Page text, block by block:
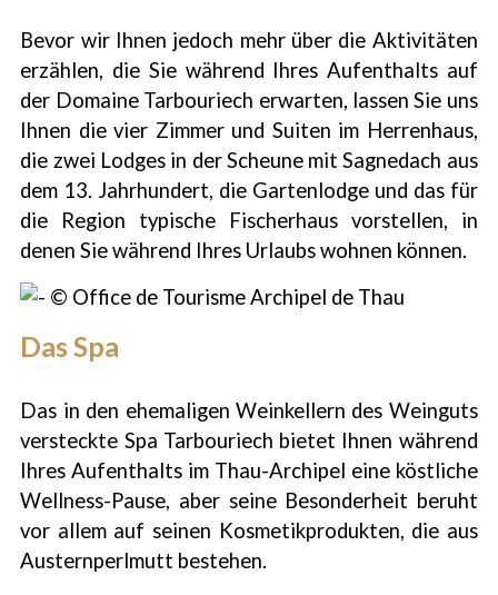
Bevor wir Ihnen jedoch mehr über die Aktivitäten
erzählen, die Sie während Ihres Aufenthalts auf
der Domaine Tarbouriech erwarten, lassen Sie uns
Ihnen die vier Zimmer und Suiten im Herrenhaus,
die zwei Lodges in der Scheune mit Sagnedach aus
dem 13. Jahrhundert, die Gartenlodge und das für
die Region typische Fischerhaus vorstellen, in
denen Sie während Ihres Urlaubs wohnen können.
Das Spa
Das in den ehemaligen Weinkellern des Weinguts
versteckte Spa Tarbouriech bietet Ihnen während
Ihres Aufenthalts im Thau-Archipel eine köstliche
Wellness-Pause, aber seine Besonderheit beruht
vor allem auf seinen Kosmetikprodukten, die aus
Austernperlmutt bestehen.